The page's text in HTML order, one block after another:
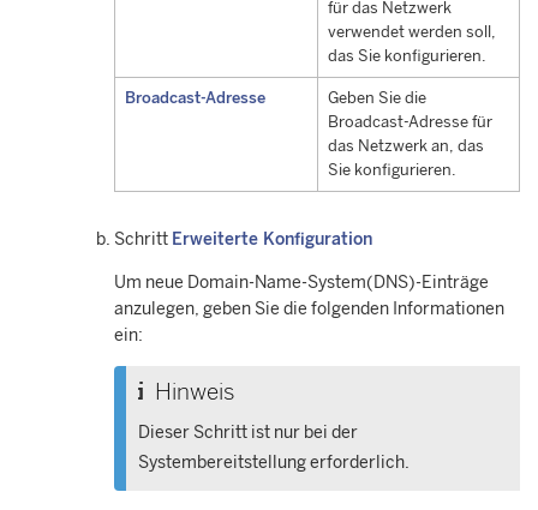
für das Netzwerk
verwendet werden soll,
das Sie konfigurieren.
Broadcast-Adresse
Geben Sie die
Broadcast-Adresse für
das Netzwerk an, das
Sie konfigurieren.
Schritt Erweiterte Konfiguration
Um neue Domain-Name-System(DNS)-Einträge
anzulegen, geben Sie die folgenden Informationen
ein:
Hinweis
Dieser Schritt ist nur bei der
Systembereitstellung erforderlich.